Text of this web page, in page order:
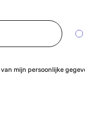
mijn persoonlijke